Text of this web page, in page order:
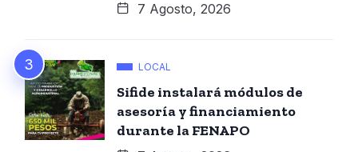
7 Agosto, 2026
LOCAL
Sifide instalará módulos de
asesoría y financiamiento
durante la FENAPO